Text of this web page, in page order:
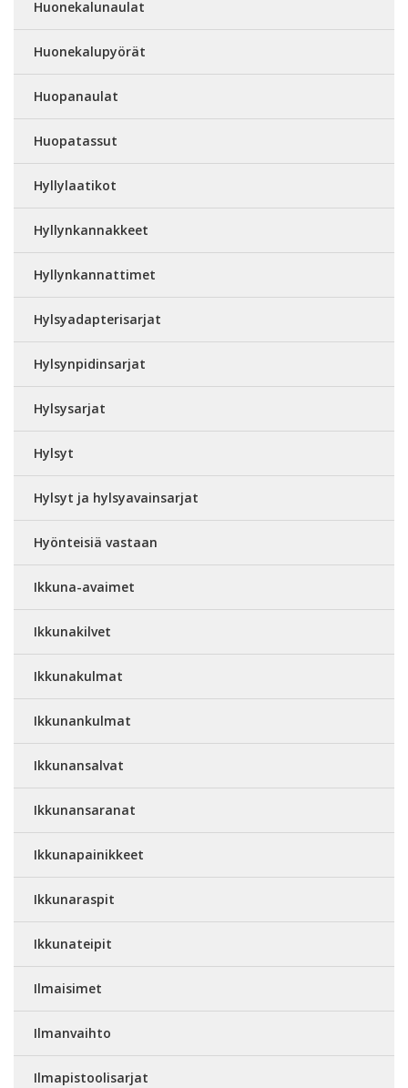
Huonekalunaulat
Huonekalupyörät
Huopanaulat
Huopatassut
Hyllylaatikot
Hyllynkannakkeet
Hyllynkannattimet
Hylsyadapterisarjat
Hylsynpidinsarjat
Hylsysarjat
Hylsyt
Hylsyt ja hylsyavainsarjat
Hyönteisiä vastaan
Ikkuna-avaimet
Ikkunakilvet
Ikkunakulmat
Ikkunankulmat
Ikkunansalvat
Ikkunansaranat
Ikkunapainikkeet
Ikkunaraspit
Ikkunateipit
Ilmaisimet
Ilmanvaihto
Ilmapistoolisarjat